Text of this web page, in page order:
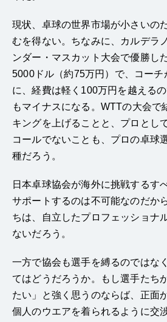
現状、卓球の世界市場が小さいの
むを得ない。ちなみに、カルデラ
ンダー・マスカット大会で優勝し
5000ドル（約75万円）で、コーチ
に、経費は軽く100万円を越える
もマイナスになる。WTTの大会で
キングを上げることと、プロとし
コールでないことも、プロの卓球
種だろう。
日本卓球協会が海外に挑戦するす
サポートするのは不可能なのだか
ちは、自立したプロフェッショナ
ないだろう。
一方で協会も選手を縛るのではな
てはどうだろうか。
もし選手たち
たい」と強く思うのならば、正面
個人のウエアを着られるように交